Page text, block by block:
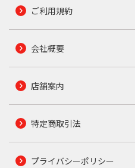
ご利用規約
会社概要
店舗案内
特定商取引法
プライバシーポリシー